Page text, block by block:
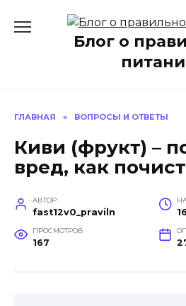
содержаниюБлог о
ГЛАВНАЯ » ВОПРОСЫ И ОТВЕТЫ
Киви (фрукт) –
вред, как
АВТОР
fast12v0_praviln
ПРОСМОТРОВ
167